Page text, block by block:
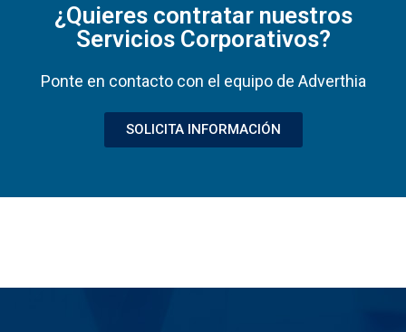
¿Quieres contratar nuestros
Servicios Corporativos?
Ponte en contacto con el equipo de Adverthia
SOLICITA INFORMACIÓN